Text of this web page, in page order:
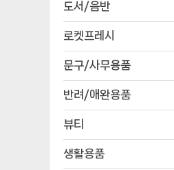
도서/음반
로켓프레시
문구/사무용품
반려/애완용품
뷰티
생활용품